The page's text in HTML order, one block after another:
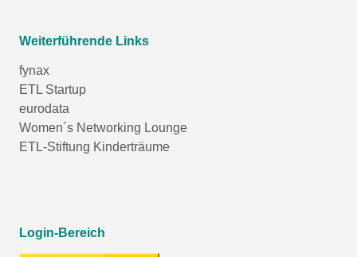
Weiterführende Links
fynax
ETL Startup
eurodata
Women´s Networking Lounge
ETL-Stiftung Kinderträume
Login-Bereich